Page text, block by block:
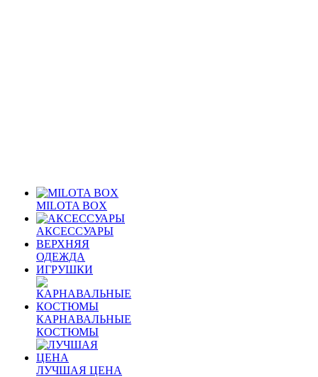
MILOTA BOX
АКСЕССУАРЫ
ВЕРХНЯЯ
ОДЕЖДА
ИГРУШКИ
КАРНАВАЛЬНЫЕ
КОСТЮМЫ
ЛУЧШАЯ ЦЕНА